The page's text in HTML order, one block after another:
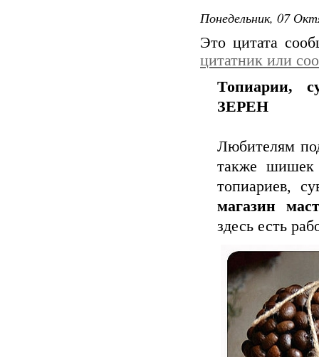
Понедельник, 07
Это цитата
цитатник или
Топиарии,
ЗЕРЕН
Любителям
также шишек
топиариев,
магазин
здесь есть